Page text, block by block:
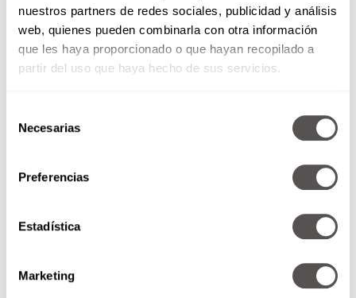
nuestros partners de redes sociales, publicidad y análisis
web, quienes pueden combinarla con otra información
que les haya proporcionado o que hayan recopilado a
partir del uso que haya hecho de sus servicios.
Necesarias
Preferencias
Estadística
Marketing